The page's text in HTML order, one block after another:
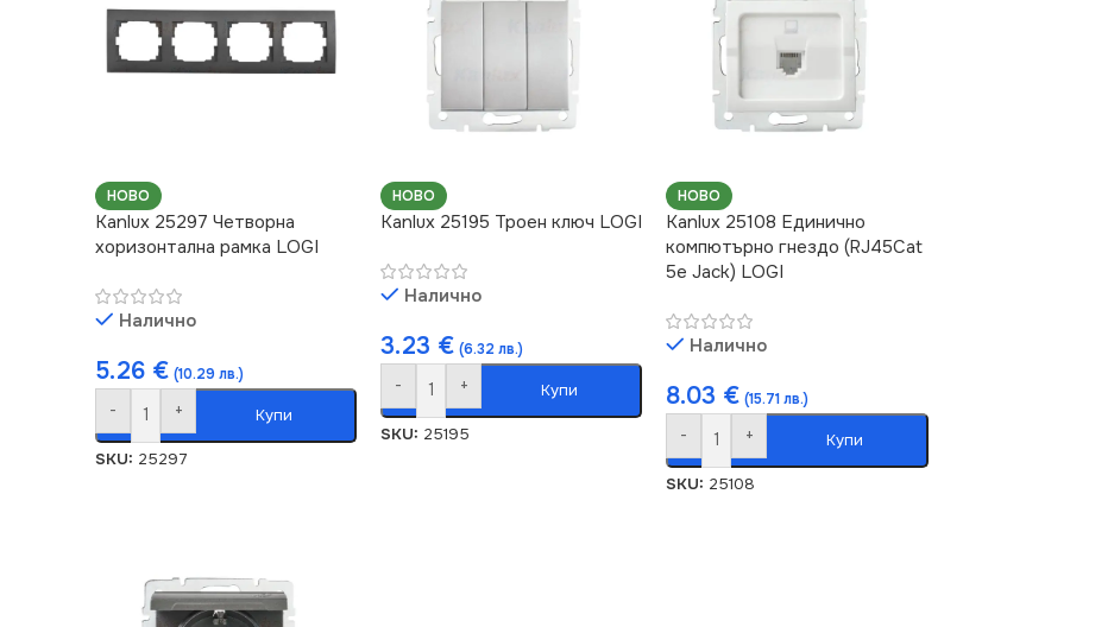
НОВО
Kanlux 25297 Четворна
хоризонтална рамка LOGI
Налично
5.26 € (10.29 лв.)
- + Купи
SKU: 25297
НОВО
Kanlux 25195 Троен ключ LOGI
Налично
3.23 € (6.32 лв.)
- + Купи
SKU: 25195
НОВО
Kanlux 25108 Единично
компютърно гнездо (RJ45Cat
5e Jack) LOGI
Налично
8.03 € (15.71 лв.)
- + Купи
SKU: 25108